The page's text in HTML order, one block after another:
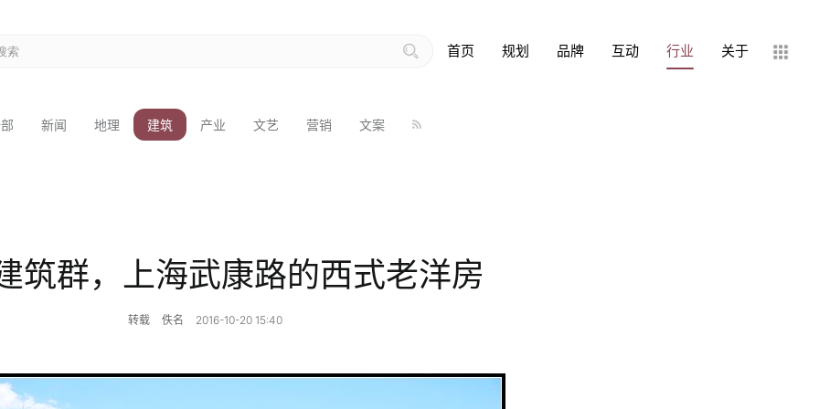
首页 规划 品牌 互动 行业 关于
新闻 地理 建筑 产业 文艺 营销 文案
筑群，上海武康路的西式老洋房
转载 佚名 2016-10-20 15:40